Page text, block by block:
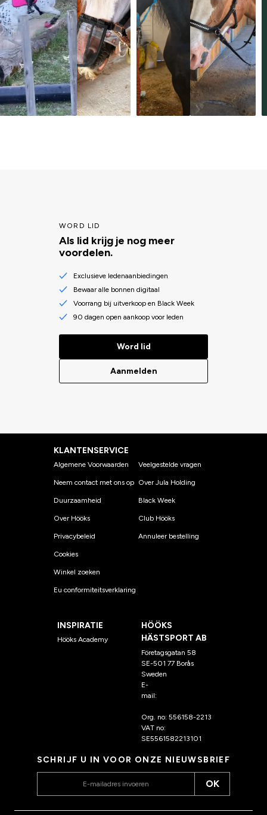
WORD LID
Als lid krijg je nog meer
voordelen.
Exclusieve ledenaanbiedingen
Bewaar alle bonnen digitaal
Voorrang bij uitverkoop en Black Week
90 dagen open aankoop voor leden
Word lid
Aanmelden
KLANTENSERVICE
Algemene Voorwaarden
Neem contact met ons op
Duurzaamheid
Over Hööks
Privacybeleid
Cookies
Winkel zoeken
Eu conformiteitsverklaring
Veelgestelde vragen
Over Jula Holding
Black Week
Club Hööks
Annuleer bestelling
INSPIRATIE
Hööks Academy
HÖÖKS
HÄSTSPORT AB
Företagsgatan 58
SE-501 77 Borås
Sweden
E-
mail:
Org. no: 556158-2213
VAT no:
SE5561582213101
SCHRIJF U IN VOOR ONZE NIEUWSBRIEF
OK